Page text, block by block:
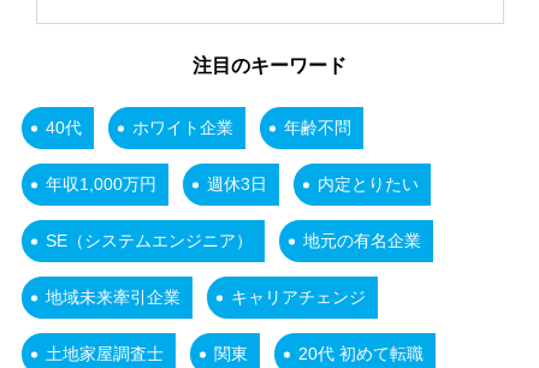
注目のキーワード
40代 ホワイト企業 年齢不問
年収1,000万円 週休3日 内定とりたい
SE（システムエンジニア） 地元の有名企業
地域未来牽引企業 キャリアチェンジ
土地家屋調査士 関東 20代 初めて転職